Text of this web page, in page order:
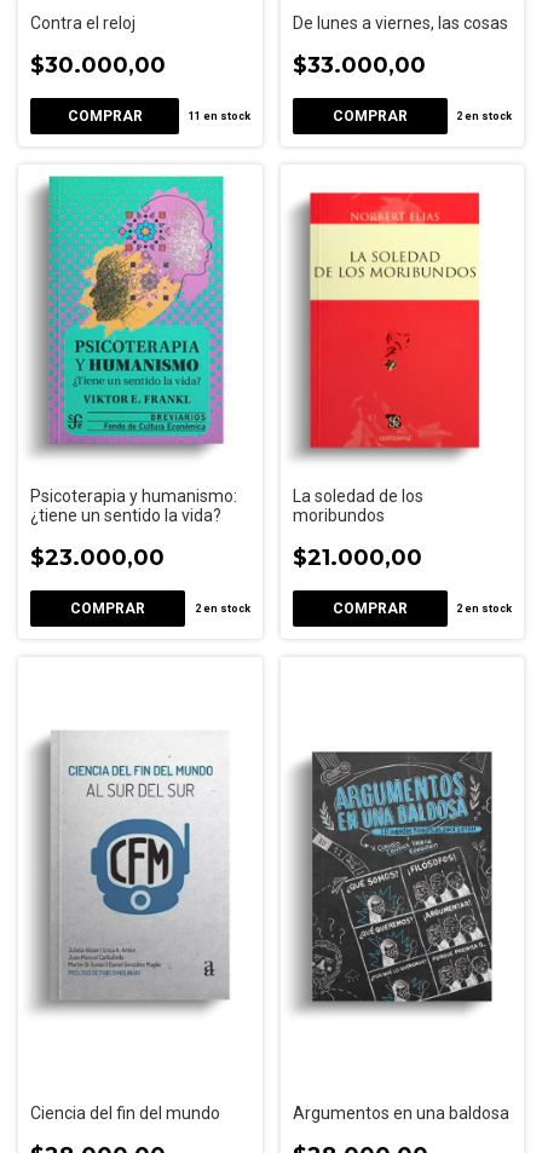
Contra el reloj
$30.000,00
11 en stock
De lunes a viernes, las cosas
$33.000,00
2 en stock
Psicoterapia y humanismo:
¿tiene un sentido la vida?
$23.000,00
2en stock
La soledad de los
moribundos
$21.000,00
2 en stock
Ciencia del fin del mundo Argumentos en una baldosa